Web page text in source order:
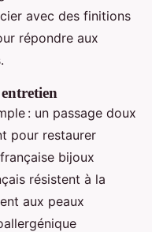
avec des finitions
répondre aux
: un passage doux
pour restaurer
bijoux
résistent à la
aux peaux